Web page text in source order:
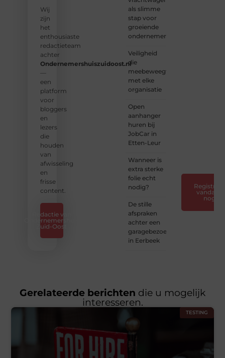
Wij
zijn
het
enthousiaste
redactieteam
achter
Ondernemershuiszuidoost.nl
—
een
platform
voor
bloggers
en
lezers
die
houden
van
afwisseling
en
frisse
content.
Redactie van
Ondernemershuis
Zuid-Oost
als slimme
stap voor
groeiende
ondernemers
Veiligheid
die
meebeweegt
met elke
organisatie
Open
aanhanger
huren bij
JobCar in
Etten-Leur
Wanneer is
extra sterke
folie echt
nodig?
De stille
afspraken
achter een
garagebezoek
in Eerbeek
Registreer
vandaag
nog
Gerelateerde berichten die u mogelijk
interesseren.
TESTING